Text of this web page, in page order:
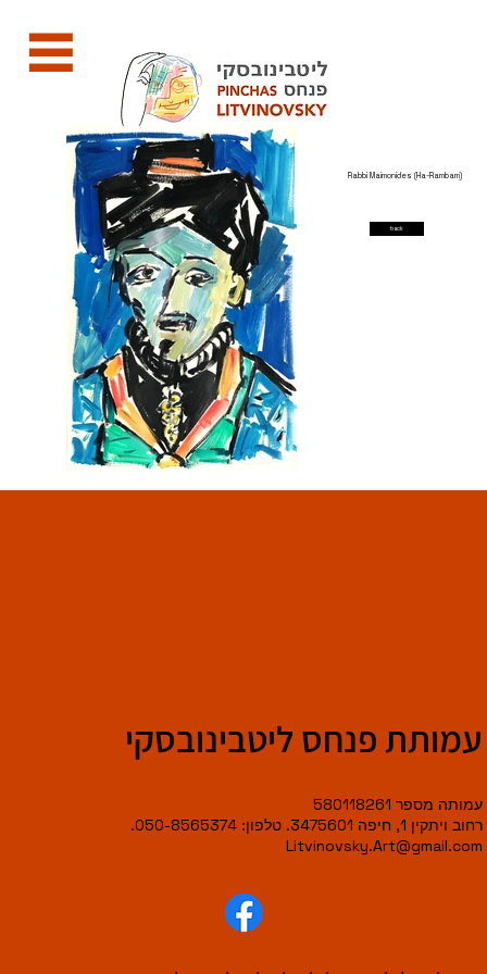
Rabbi Maimonides (Ha-Rambam)
back
עמותת פנחס ליטבינובסקי
עמותה מספר 580118261
רחוב ויתקין 1, חיפה 3475601. טלפון: 050-8565374.
Litvinovsky.Art@gmail.com